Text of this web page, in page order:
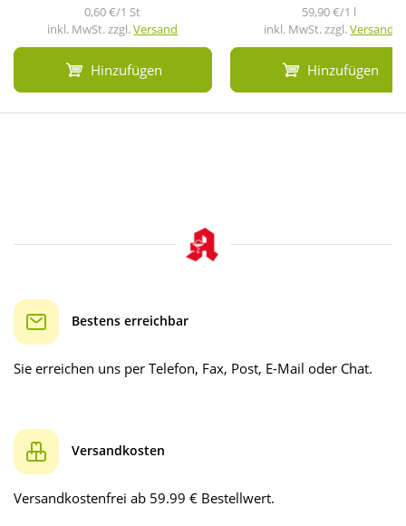
0,60 €/1 St
inkl. MwSt. zzgl.Versand
Hinzufügen
59,90 €/1 l
inkl. MwSt. zzgl.Versand
Hinzufügen
Bestens erreichbar
Sie erreichen uns per Telefon, Fax, Post, E-Mail oder Chat.
Versandkosten
Versandkostenfrei ab 59.99 € Bestellwert.